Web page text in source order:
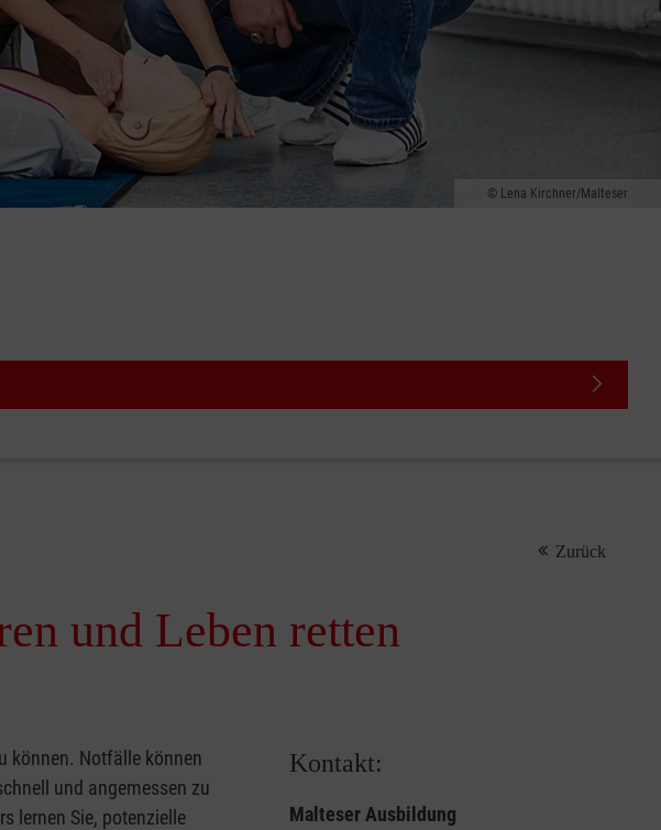
Lena Kirchner/Malteser
Zurück
und Leben retten
können. Notfälle können
und angemessen zu
lernen Sie, potenzielle
Kontakt:
Malteser Ausbildung